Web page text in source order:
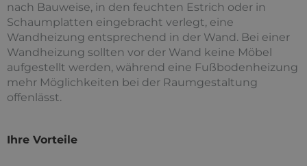
nach Bauweise, in den feuchten Estrich oder in
Schaumplatten eingebracht verlegt, eine
Wandheizung entsprechend in der Wand. Bei einer
Wandheizung sollten vor der Wand keine Möbel
aufgestellt werden, während eine Fußbodenheizung
mehr Möglichkeiten bei der Raumgestaltung
offenlässt.
Ihre Vorteile